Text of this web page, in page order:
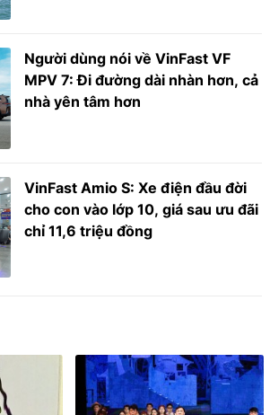
Người dùng nói về VinFast VF
MPV 7: Đi đường dài nhàn hơn, cả
nhà yên tâm hơn
VinFast Amio S: Xe điện đầu đời
cho con vào lớp 10, giá sau ưu đãi
chỉ 11,6 triệu đồng